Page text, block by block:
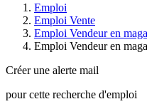
Emploi
Emploi Vente
Emploi Vendeur en
Emploi Vendeur en
Créer une alerte mail
pour cette recherche d'emploi